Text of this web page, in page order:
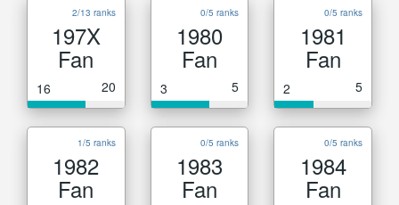
2/13 ranks
197X
Fan
16 20
0/5 ranks
1980
Fan
3 5
0/5 ranks
1981
Fan
2 5
1/5 ranks
1982
Fan
0/5 ranks
1983
Fan
0/5 ranks
1984
Fan